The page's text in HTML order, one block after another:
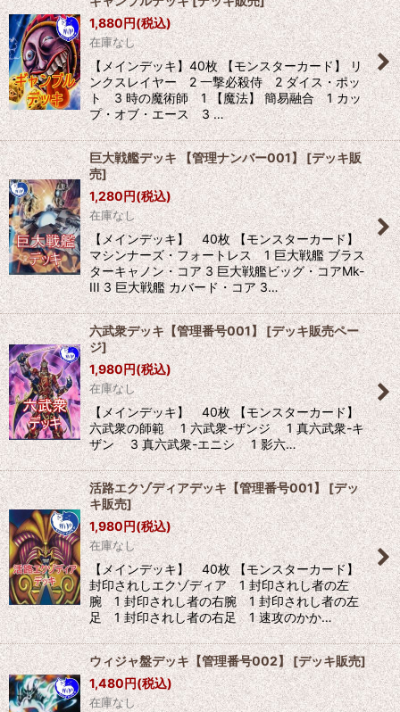
1,880円(税込)
在庫なし
【メインデッキ】40枚 【モンスターカード】 リ
ンクスレイヤー 2 一撃必殺侍 2 ダイス・ポッ
ト 3 時の魔術師 1 【魔法】 簡易融合 1 カッ
プ・オブ・エース 3 …
巨大戦艦デッキ 【管理ナンバー001】[デッキ販
売]
1,280円(税込)
在庫なし
【メインデッキ】 40枚 【モンスターカード】
マシンナーズ・フォートレス 1 巨大戦艦 ブラス
ターキャノン・コア 3 巨大戦艦ビッグ・コアMk-
III 3 巨大戦艦 カバード・コア 3…
六武衆デッキ【管理番号001】[デッキ販売ペー
ジ]
1,980円(税込)
在庫なし
【メインデッキ】 40枚 【モンスターカード】
六武衆の師範 1 六武衆-ザンジ 1 真六武衆-キ
ザン 3 真六武衆-エニシ 1 影六…
活路エクゾディアデッキ【管理番号001】 [デッ
キ販売]
1,980円(税込)
在庫なし
【メインデッキ】 40枚 【モンスターカード】
封印されしエクゾディア 1 封印されし者の左
腕 1 封印されし者の右腕 1 封印されし者の左
足 1 封印されし者の右足 1 速攻のかか…
ウィジャ盤デッキ【管理番号002】[デッキ販売]
1,480円(税込)
在庫なし